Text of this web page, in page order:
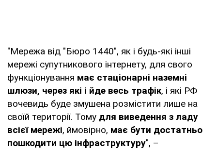
"Мережа від "Бюро 1440", як і будь-які інші
мережі супутникового інтернету, для свого
функціонування має стаціонарні наземні
шлюзи, через які і йде весь трафік, і які РФ
вочевидь буде змушена розмістити лише на
своїй території. Тому для виведення з ладу
всієї мережі, ймовірно, має бути достатньо
пошкодити цю інфраструктуру", –